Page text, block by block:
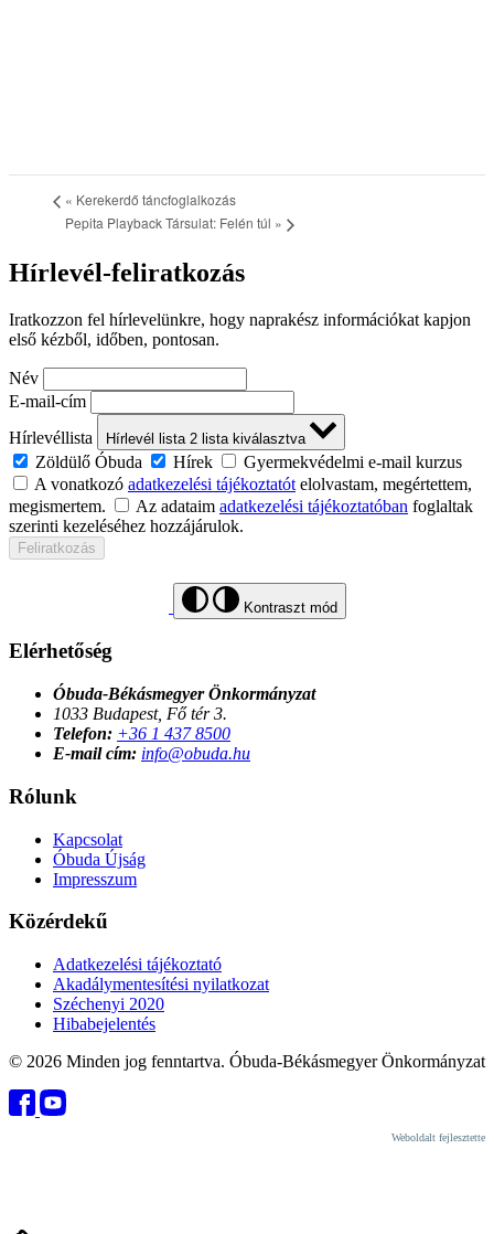
« Kerekerdő táncfoglalkozás
Pepita Playback Társulat: Felén túl »
Hírlevél-feliratkozás
Iratkozzon fel hírlevelünkre, hogy naprakész információkat kapjon
első kézből, időben, pontosan.
Név
E-mail-cím
Hírlevéllista
Hírlevél lista 2 lista kiválasztva
Zöldülő Óbuda Hírek
Gyermekvédelmi e-mail kurzus
A vonatkozó adatkezelési tájékoztatót elolvastam, megértettem,
megismertem.
Az adataim adatkezelési tájékoztatóban foglaltak
szerinti kezeléséhez hozzájárulok.
Feliratkozás
Kontraszt mód
Elérhetőség
Óbuda-Békásmegyer Önkormányzat
1033 Budapest, Fő tér 3.
Telefon: +36 1 437 8500
E-mail cím: info@obuda.hu
Rólunk
Kapcsolat
Óbuda Újság
Impresszum
Közérdekű
Adatkezelési tájékoztató
Akadálymentesítési nyilatkozat
Széchenyi 2020
Hibabejelentés
© 2026 Minden jog fenntartva. Óbuda-Békásmegyer Önkormányzat
Weboldalt fejlesztette